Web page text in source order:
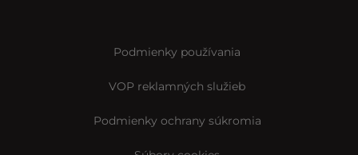
Podmienky používania
VOP reklamných služieb
Podmienky ochrany súkromia